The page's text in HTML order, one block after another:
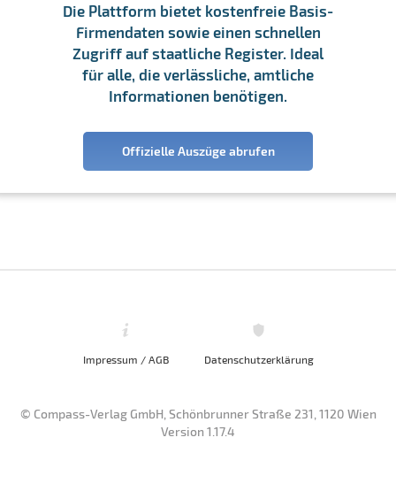
Die Plattform bietet kostenfreie Basis-
Firmendaten sowie einen schnellen
Zugriff auf staatliche Register. Ideal
für alle, die verlässliche, amtliche
Informationen benötigen.
Offizielle Auszüge abrufen
Impressum / AGB Datenschutzerklärung
© Compass-Verlag GmbH, Schönbrunner Straße 231, 1120 Wien
Version 1.17.4